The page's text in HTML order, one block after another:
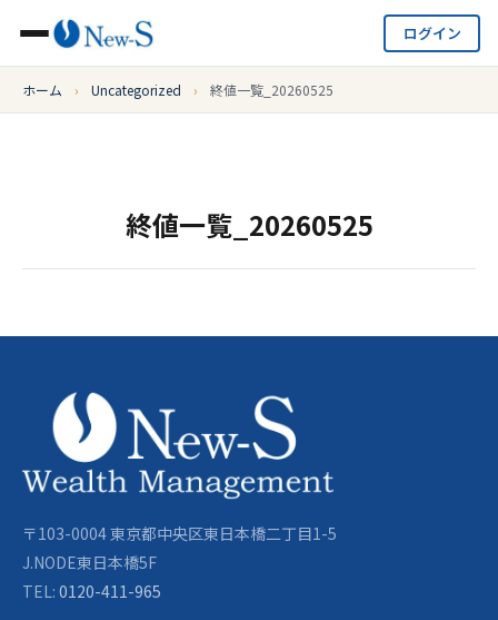
ログイン
ホーム › Uncategorized › 終値一覧_20260525
終値一覧_20260525
〒103-0004 東京都中央区東日本橋二丁目1-5
J.NODE東日本橋5F
TEL: 0120-411-965